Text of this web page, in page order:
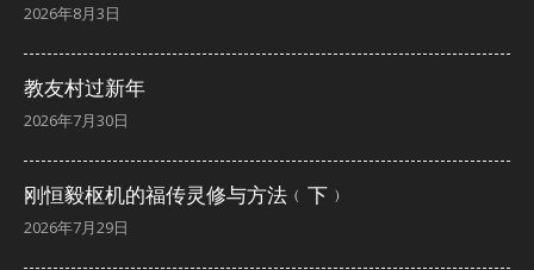
2026年8月3日
教友村过新年
2026年7月30日
刚恒毅枢机的福传灵修与方法﹙下﹚
2026年7月29日